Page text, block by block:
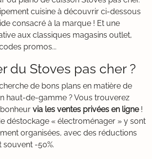
cuisine à découvrir ci-dessous
consacré à la marque ! Et une
aux classiques magasins outlet,
promos...
du Stoves pas cher ?
de bons plans en matière de
haut-de-gamme ? Vous trouverez
via les ventes privées en ligne!
déstockage « électroménager » y sont
organisées, avec des réductions
souvent -50%.